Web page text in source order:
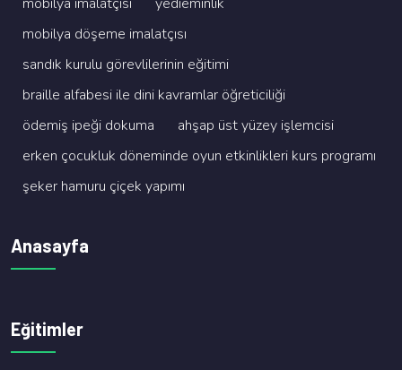
mobi̇lya döşeme i̇malatçisi
sandik kurulu görevli̇leri̇ni̇n eği̇ti̇mi̇
brai̇lle alfabesi̇ i̇le di̇ni̇ kavramlar öğreti̇ci̇li̇ği̇
ödemi̇ş i̇peği̇ dokuma
ahşap üst yüzey i̇şlemci̇si̇
erken çocukluk dönemi̇nde oyun etki̇nli̇kleri̇ kurs programi
şeker hamuru çi̇çek yapimi
Anasayfa
Eğitimler